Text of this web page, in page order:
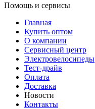
Помощь и сервисы
Главная
Купить оптом
О компании
Сервисный центр
Электровелосипеды
Тест-драйв
Оплата
Доставка
Новости
Контакты